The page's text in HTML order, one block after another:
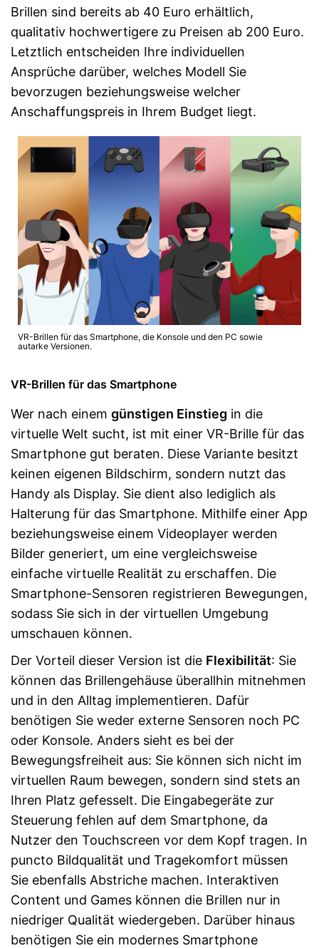
Brillen sind bereits ab 40 Euro erhältlich,
qualitativ hochwertigere zu Preisen ab 200 Euro.
Letztlich entscheiden Ihre individuellen
Ansprüche darüber, welches Modell Sie
bevorzugen beziehungsweise welcher
Anschaffungspreis in Ihrem Budget liegt.
VR-Brillen für das Smartphone, die Konsole und den PC sowie
autarke Versionen.
VR-Brillen für das Smartphone
Wer nach einem günstigen Einstieg in die
virtuelle Welt sucht, ist mit einer VR-Brille für das
Smartphone gut beraten. Diese Variante besitzt
keinen eigenen Bildschirm, sondern nutzt das
Handy als Display. Sie dient also lediglich als
Halterung für das Smartphone. Mithilfe einer App
beziehungsweise einem Videoplayer werden
Bilder generiert, um eine vergleichsweise
einfache virtuelle Realität zu erschaffen. Die
Smartphone-Sensoren registrieren Bewegungen,
sodass Sie sich in der virtuellen Umgebung
umschauen können.
Der Vorteil dieser Version ist die Flexibilität: Sie
können das Brillengehäuse überallhin mitnehmen
und in den Alltag implementieren. Dafür
benötigen Sie weder externe Sensoren noch PC
oder Konsole. Anders sieht es bei der
Bewegungsfreiheit aus: Sie können sich nicht im
virtuellen Raum bewegen, sondern sind stets an
Ihren Platz gefesselt. Die Eingabegeräte zur
Steuerung fehlen auf dem Smartphone, da
Nutzer den Touchscreen vor dem Kopf tragen. In
puncto Bildqualität und Tragekomfort müssen
Sie ebenfalls Abstriche machen. Interaktiven
Content und Games können die Brillen nur in
niedriger Qualität wiedergeben. Darüber hinaus
benötigen Sie ein modernes Smartphone